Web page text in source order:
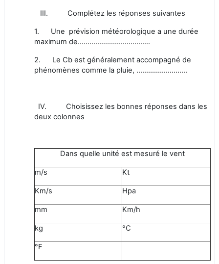
III. Complétez les réponses suivantes
1. Une prévision météorologique a une durée
maximum de……………………………….
2. Le Cb est généralement accompagné de
phénomènes comme la pluie, ……………………..
IV. Choisissez les bonnes réponses dans les
deux colonnes
Dans quelle unité est mesuré le vent
m/s Kt
Km/s Hpa
mm Km/h
kg °C
°F